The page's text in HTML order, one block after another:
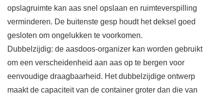
opslagruimte kan aas snel opslaan en ruimteverspilling
verminderen. De buitenste gesp houdt het deksel goed
gesloten om ongelukken te voorkomen.
Dubbelzijdig: de aasdoos-organizer kan worden gebruikt
om een ​​verscheidenheid aan aas op te bergen voor
eenvoudige draagbaarheid. Het dubbelzijdige ontwerp
maakt de capaciteit van de container groter dan die van